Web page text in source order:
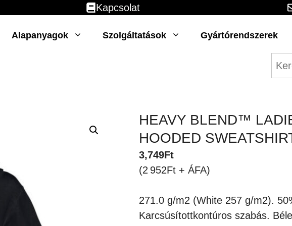
Kapcsolat
Alapanyagok Szolgáltatások Gyártórendszerek
HEAVY BLEND™
HOODED
3,749Ft
(2 952Ft + ÁFA)
271.0 g/m2 (White 257 g/m2).
Karcsúsítottkontúros szabás.